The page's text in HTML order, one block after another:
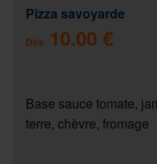
Pizza savoyarde
Dès 10.00 €
Base sauce tomate,
terre, chèvre, fromage